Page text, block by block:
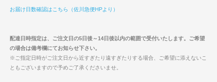
お届け日数確認はこちら（佐川急便HPより）
配達日時指定は、ご注文日の5日後～14日後以内の範囲で受付いたします。ご希望
の場合は備考欄にてお知らせ下さい。
※ご指定日時がご注文日から近すぎたり遠すぎたりする場合、ご希望に添えないこ
ともございますので予めご了承くださいませ。